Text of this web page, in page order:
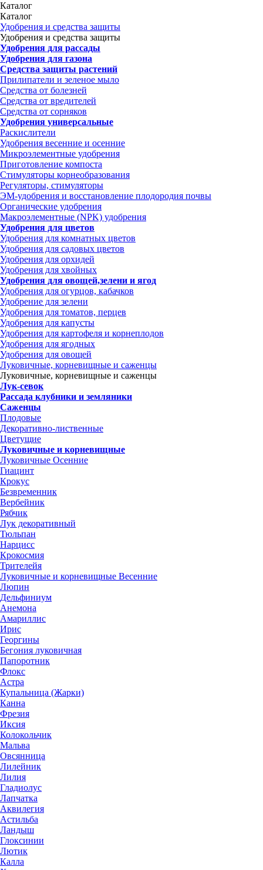
Каталог
Каталог
Удобрения и средства защиты
Удобрения и средства защиты
Удобрения для рассады
Удобрения для газона
Средства защиты растений
Прилипатели и зеленое мыло
Средства от болезней
Средства от вредителей
Средства от сорняков
Удобрения универсальные
Раскислители
Удобрения весенние и осенние
Микроэлементные удобрения
Приготовление компоста
Стимуляторы корнеобразования
Регуляторы, стимуляторы
ЭМ-удобрения и восстановление плодородия почвы
Органические удобрения
Макроэлементные (NPK) удобрения
Удобрения для цветов
Удобрения для комнатных цветов
Удобрения для садовых цветов
Удобрения для орхидей
Удобрения для хвойных
Удобрения для овощей,зелени и ягод
Удобрения для огурцов, кабачков
Удобрение для зелени
Удобрения для томатов, перцев
Удобрения для капусты
Удобрения для картофеля и корнеплодов
Удобрения для ягодных
Удобрения для овощей
Луковичные, корневищные и саженцы
Луковичные, корневищные и саженцы
Лук-севок
Рассада клубники и земляники
Саженцы
Плодовые
Декоративно-лиственные
Цветущие
Луковичные и корневищные
Луковичные Осенние
Гиацинт
Крокус
Безвременник
Вербейник
Рябчик
Лук декоративный
Тюльпан
Нарцисс
Крокосмия
Трителейя
Луковичные и корневищные Весенние
Люпин
Дельфиниум
Анемона
Амариллис
Ирис
Георгины
Бегония луковичная
Папоротник
Флокс
Астра
Купальница (Жарки)
Канна
Фрезия
Иксия
Колокольчик
Мальва
Овсянница
Лилейник
Лилия
Гладиолус
Лапчатка
Аквилегия
Астильба
Ландыш
Глоксинии
Лютик
Калла